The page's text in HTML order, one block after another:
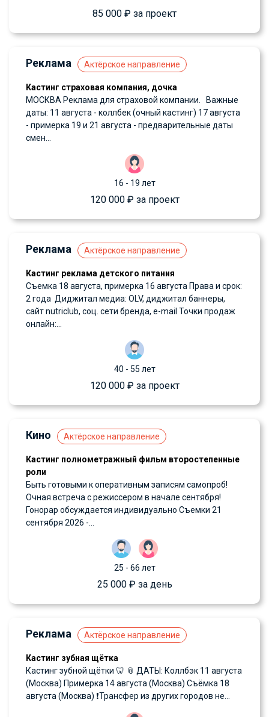
85 000 ₽ за проект
Реклама Актёрское направление
Кастинг страховая компания, дочка
МОСКВА Реклама для страховой компании. Важные
даты: 11 августа - коллбек (очный кастинг) 17 августа
- примерка 19 и 21 августа - предварительные даты
смен...
16 - 19 лет
120 000 ₽ за проект
Реклама Актёрское направление
Кастинг реклама детского питания
Съемка 18 августа, примерка 16 августа Права и срок:
2 года Диджитал медиа: OLV, диджитал баннеры,
сайт nutriclub, соц. сети бренда, e-mail Точки продаж
онлайн:...
40 - 55 лет
120 000 ₽ за проект
Кино Актёрское направление
Кастинг полнометражный фильм второстепенные
роли
Быть готовыми к оперативным записям самопроб!
Очная встреча с режиссером в начале сентября!
Гонорар обсуждается индивидуально Съемки 21
сентября 2026 -...
25 - 66 лет
25 000 ₽ за день
Реклама Актёрское направление
Кастинг зубная щётка
Кастинг зубной щётки 🦷 📎 ДАТЫ: Коллбэк 11 августа
(Москва) Примерка 14 августа (Москва) Съёмка 18
августа (Москва) ❗️Трансфер из других городов не...